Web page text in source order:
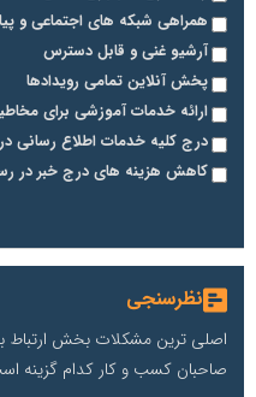
همراهی شبکه های اجتماعی و
آرشیو غنی و قابل دسترس
پخش آنلاین تمامی رویدادها
ارائه خدمات آموزشی برای
درج کلیه خدمات اطلاع رسانی
کاهش هزینه های درج خبر در
نظرسنجی
اصلی ترین مشکلات بخش ارتباط
صاحبان کسب و کار کدام گزینه